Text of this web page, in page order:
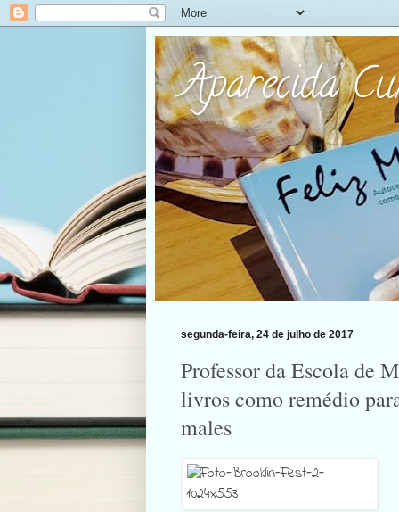
Aparecida
segunda-feira, 24 de julho de 2017
Professor da Escola de
livros como remédio
males